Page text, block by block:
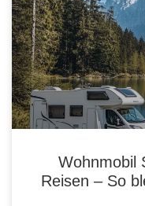
Wohnmobil
Reisen – So